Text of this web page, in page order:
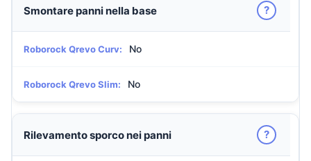
Smontare panni nella base ?
Roborock Qrevo Curv: No
Roborock Qrevo Slim: No
Rilevamento sporco nei panni ?